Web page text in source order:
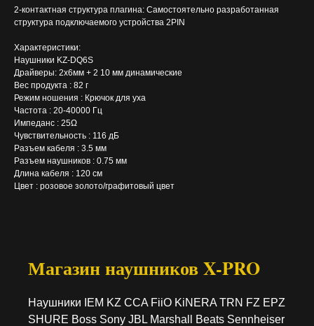
2-контактная структура плагина: Самостоятельно разработанная
структура подключаемого устройства 2PIN
Характеристики:
Наушники KZ-DQ6S
Драйверы: 2х6мм + 2 10 мм динамические
Вес продукта : 82 г
Режим ношения : Крючок для уха
Частота : 20-40000 Гц
Импеданс : 25Ω
Чувствительность : 116 дБ
Разъем кабеля : 3.5 мм
Разъем наушников : 0.75 мм
Длина кабеля : 120 см
Цвет : розовое золото/графитовый цвет
Магазин наушников X-PRO
Наушники IEM KZ CCA FiiO KiNERA TRN FZ EPZ
SHURE Boss Sony JBL Marshall Beats Sennheiser